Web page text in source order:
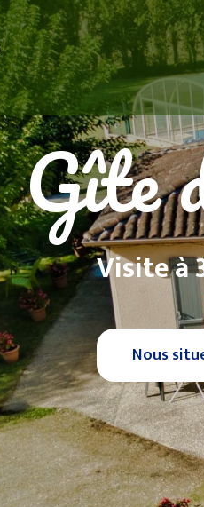
Gîte
Visite à
Nous